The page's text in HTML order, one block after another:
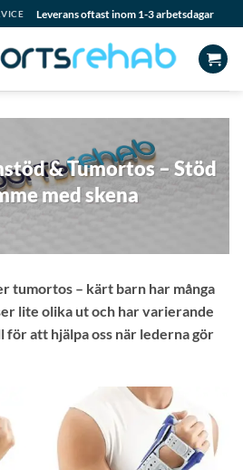
Leverans oftast inom 1-3 arbetsdagar
& Tumortos – Stöd
med skena
tumortos – kärt barn har många
lite olika ut och har varierande
för att hjälpa oss när lederna gör